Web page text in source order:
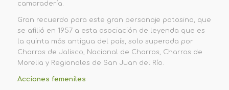
camaradería.
Gran recuerdo para este gran personaje potosino, que
se afilió en 1957 a esta asociación de leyenda que es
la quinta más antigua del país, solo superada por
Charros de Jalisco, Nacional
de Charros
Charros de
Morelia y Regionales de San Juan del Río.
Acciones femeniles